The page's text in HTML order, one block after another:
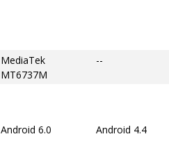
MediaTek
MT6737M
--
Android 6.0 Android 4.4